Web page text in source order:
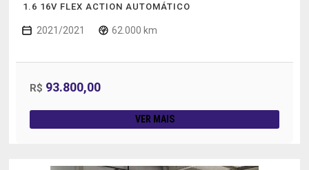
1.6 16V FLEX ACTION AUTOMÁTICO
2021/2021 62.000 km
R$ 93.800,00
VER MAIS